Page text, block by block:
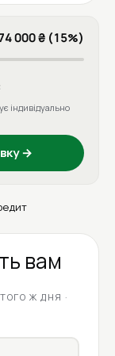
000 ₴ (15%)
індивідуально
→
вам
Ж ДНЯ ·